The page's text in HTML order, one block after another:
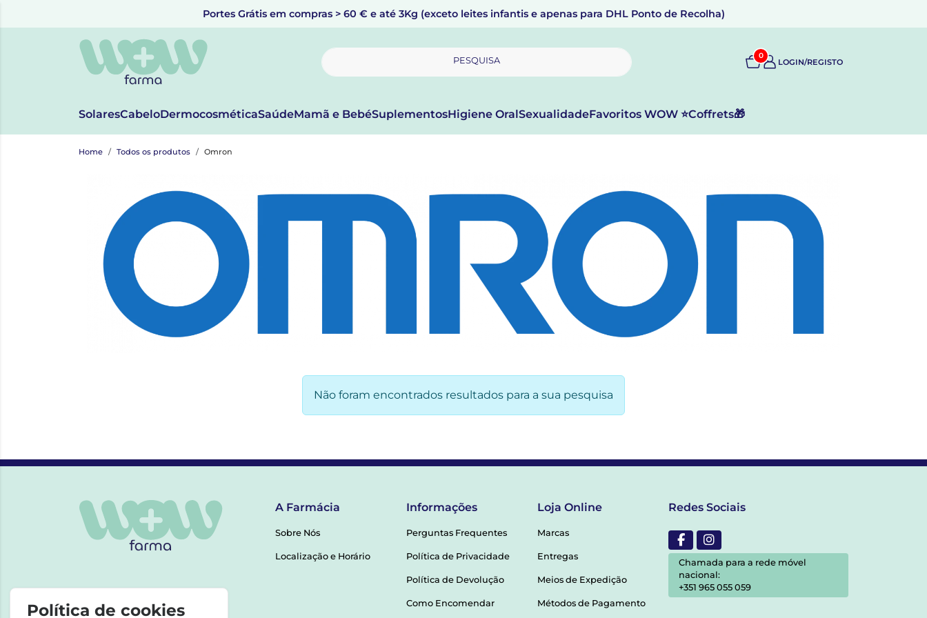
Portes Grátis em compras > 60 € e até 3Kg (exceto leites infantis e apenas para DHL Ponto de Recolha)
PESQUISA 0
LOGIN/REGISTO
SolaresCabeloDermocosméticaSaúdeMamã e BebéSuplementosHigiene OralSexualidadeFavoritos WOW ⭐Coffrets🎁
Home Todos os produtos Omron
Não foram encontrados resultados para a sua pesquisa
A Farmácia
Sobre Nós
Localização e Horário
Informações
Perguntas Frequentes
Política de Privacidade
Política de Devolução
Como Encomendar
Loja Online
Marcas
Entregas
Meios de Expedição
Métodos de Pagamento
Redes Sociais
Chamada para a rede móvel
nacional:
+351 965 055 059
Política de cookies